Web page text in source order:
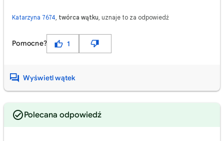
Katarzyna 7674, twórca wątku, uznaje to za odpowiedź
Pomocne? 1
Wyświetl wątek
Polecana odpowiedź